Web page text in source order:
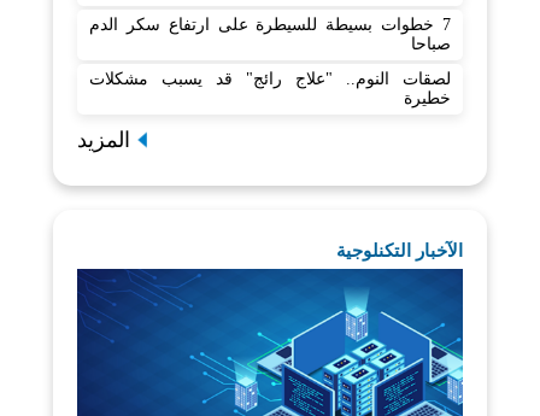
7 خطوات بسيطة للسيطرة على ارتفاع سكر الدم
صباحا
لصقات النوم.. "علاج رائج" قد يسبب مشكلات
خطيرة
المزيد
الآخبار التكنلوجية